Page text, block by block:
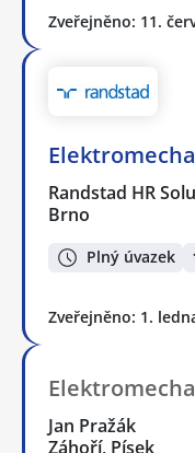
Zveřejněno: 11.
Randstad HR
Brno
Plný úvazek
Zveřejněno: 1.
Jan Pražák
Záhoří, Písek